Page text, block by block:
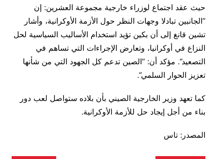
حيث عقد اجتماع لوزراء خارجية مجموعة العشرين: إن
“الجانبين تبادلا وجهات النظر حول الأزمة الأوكرانية، وأشار
تشين قانغ إلى أن بكين تؤيد استخدام الأساليب السياسية لحل
النزاع في أوكرانيا، وتعارض الإجراءات التي تساهم في
التصعيد”. مؤكد أن: “الصين تدعم كل الجهود التي من شأنها
تعزيز الحوار السلمي”.
كما تعهد وزير الخارجية الصيني بأن بلاده ستواصل لعب دور
بناء من أجل إيجاد حل للأزمة الأوكرانية.
المصدر: تاس